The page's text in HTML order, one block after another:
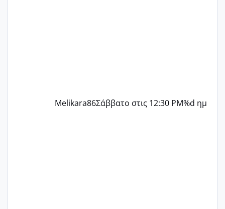
Melikara86Σάββατο στις 12:30 PM%d ημ